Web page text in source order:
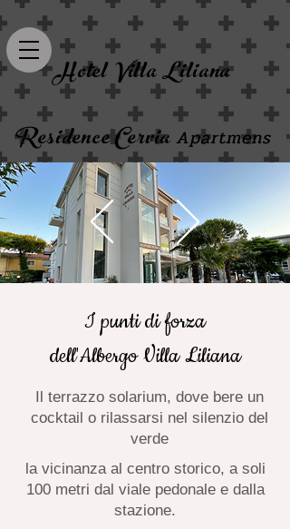
Hotel Villa Liliana
Residence Cervia Apartmens
I punti di forza
dell'Albergo Villa Liliana
Il terrazzo solarium, dove bere un
cocktail o rilassarsi nel silenzio del
verde
la vicinanza al centro storico, a soli
100 metri dal viale pedonale e dalla
stazione.